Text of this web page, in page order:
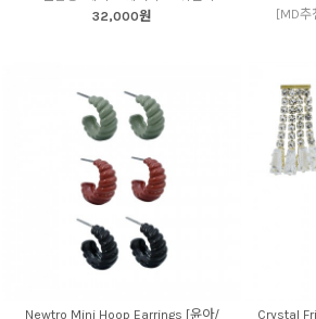
32,000원
[MD추
Newtro Mini Hoop Earrings [윤아/
Crystal